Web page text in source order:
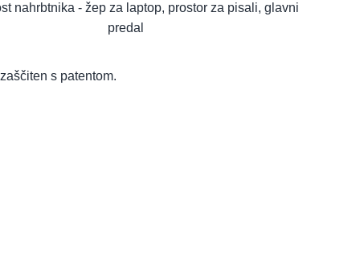
nahrbtnika - žep za laptop, prostor za pisali, glavni
predal
s patentom.